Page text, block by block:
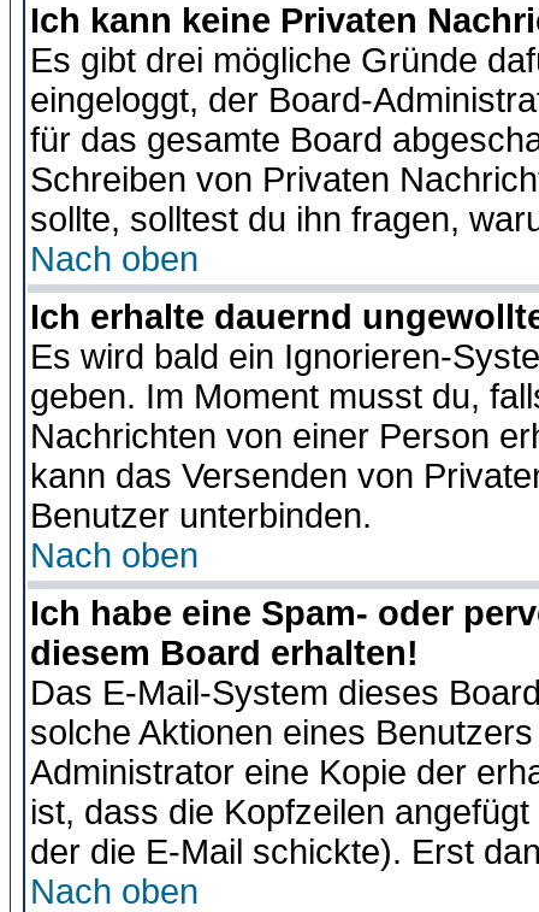
Ich kann keine Privaten
Es gibt drei mögliche Gründe
eingeloggt, der Board-
für das gesamte Board
Schreiben von Privaten
sollte, solltest du ihn fragen,
Nach oben
Ich erhalte dauernd
Es wird bald ein Ignorieren-
geben. Im Moment musst du,
Nachrichten von einer Person
kann das Versenden von
Benutzer unterbinden.
Nach oben
Ich habe eine Spam- oder
diesem Board erhalten!
Das E-Mail-System dieses
solche Aktionen eines
Administrator eine Kopie der
ist, dass die Kopfzeilen
der die E-Mail schickte). Erst
Nach oben